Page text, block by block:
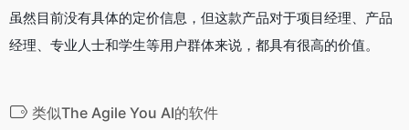
虽然目前没有具体的定价信息，但这款产品对于项目经理、产品
经理、专业人士和学生等用户群体来说，都具有很高的价值。
类似The Agile You AI的软件